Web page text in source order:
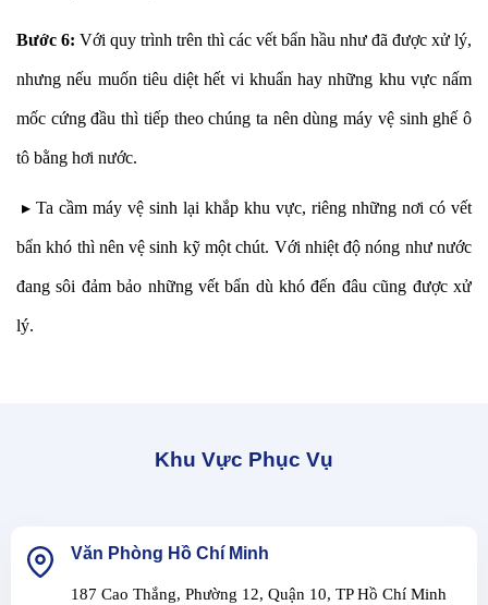
Bước 6: Với quy trình trên thì các vết bẩn hầu như đã được xử lý,
nhưng nếu muốn tiêu diệt hết vi khuẩn hay những khu vực nấm
mốc cứng đầu thì tiếp theo chúng ta nên dùng máy vệ sinh ghế ô
tô bằng hơi nước.
▸ Ta cầm máy vệ sinh lại khắp khu vực, riêng những nơi có vết
bẩn khó thì nên vệ sinh kỹ một chút. Với nhiệt độ nóng như nước
đang sôi đảm bảo những vết bẩn dù khó đến đâu cũng được xử
lý.
Khu Vực Phục Vụ
Văn Phòng Hồ Chí Minh
187 Cao Thắng, Phường 12, Quận 10, TP Hồ Chí Minh